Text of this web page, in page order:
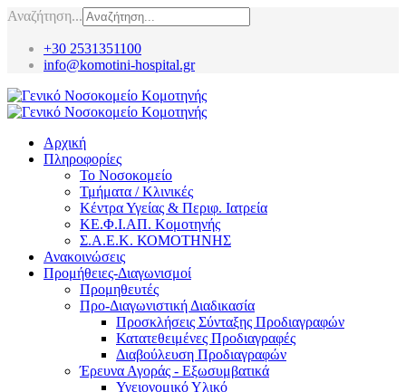
Αναζήτηση...
+30 2531351100
info@komotini-hospital.gr
Αρχική
Πληροφορίες
Το Νοσοκομείο
Τμήματα / Κλινικές
Κέντρα Υγείας & Περιφ. Ιατρεία
ΚΕ.Φ.Ι.ΑΠ. Κομοτηνής
Σ.Α.Ε.Κ. ΚΟΜΟΤΗΝΗΣ
Ανακοινώσεις
Προμήθειες-Διαγωνισμοί
Προμηθευτές
Προ-Διαγωνιστική Διαδικασία
Προσκλήσεις Σύνταξης Προδιαγραφών
Κατατεθειμένες Προδιαγραφές
Διαβούλευση Προδιαγραφών
Έρευνα Αγοράς - Εξωσυμβατικά
Υγειονομικό Υλικό